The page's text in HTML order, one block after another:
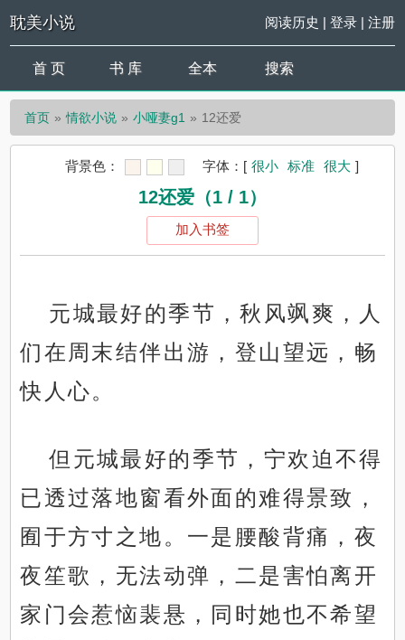
耽美小说 阅读历史 | 登录| 注册
首 页 书 库 全本 搜索
首页 情欲小说 小哑妻g1 12还爱
背景色： 字体： [ 很小 标准 很大 ]
12还爱（1 / 1）
加入书签
元城最好的季节，秋风飒爽，人
们在周末结伴出游，登山望远，畅
快人心。
但元城最好的季节，宁欢迫不得
已透过落地窗看外面的难得景致，
囿于方寸之地。一是腰酸背痛，夜
夜笙歌，无法动弹，二是害怕离开
家门会惹恼裴悬，同时她也不希望